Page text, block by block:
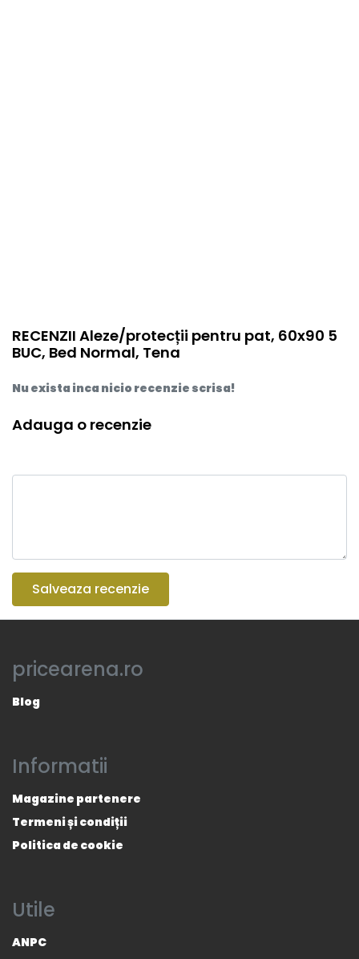
RECENZII Aleze/protecții pentru pat, 60x90 5
BUC, Bed Normal, Tena
Nu exista inca nicio recenzie scrisa!
Adauga o recenzie
Salveaza recenzie
pricearena.ro
Blog
Informatii
Magazine partenere
Termeni și condiții
Politica de cookie
Utile
ANPC